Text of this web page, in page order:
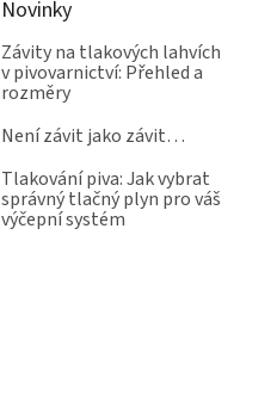
Novinky
Závity na tlakových lahvích
v pivovarnictví: Přehled a
rozměry
Není závit jako závit…
Tlakování piva: Jak vybrat
správný tlačný plyn pro váš
výčepní systém